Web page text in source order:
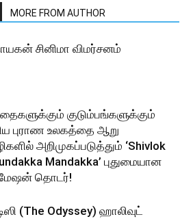
MORE FROM AUTHOR
சினிமா விமர்சனம்
குடும்பங்களுக்கும்
புராண உலகத்தை ஆறு
அறிமுகப்படுத்தும் ‘Shivlok
Mandakka’ புதுமையான
தொடர்!
(The Odyssey) ஹாலிவுட்